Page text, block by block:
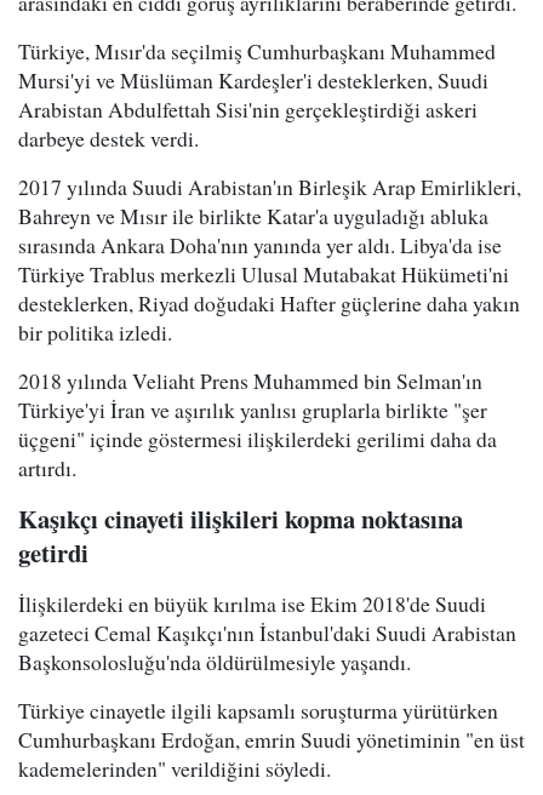
Türkiye, Mısır'da seçilmiş Cumhurbaşkanı Muhammed
Mursi'yi ve Müslüman Kardeşler'i desteklerken, Suudi
Arabistan Abdulfettah Sisi'nin gerçekleştirdiği askeri
darbeye destek verdi.
2017 yılında Suudi Arabistan'ın Birleşik Arap Emirlikleri,
Bahreyn ve Mısır ile birlikte Katar'a uyguladığı abluka
sırasında Ankara Doha'nın yanında yer aldı. Libya'da ise
Türkiye Trablus merkezli Ulusal Mutabakat Hükümeti'ni
desteklerken, Riyad doğudaki Hafter güçlerine daha yakın
bir politika izledi.
2018 yılında Veliaht Prens Muhammed bin Selman'ın
Türkiye'yi İran ve aşırılık yanlısı gruplarla birlikte "şer
üçgeni" içinde göstermesi ilişkilerdeki gerilimi daha da
artırdı.
Kaşıkçı cinayeti ilişkileri kopma noktasına
getirdi
İlişkilerdeki en büyük kırılma ise Ekim 2018'de Suudi
gazeteci Cemal Kaşıkçı'nın İstanbul'daki Suudi Arabistan
Başkonsolosluğu'nda öldürülmesiyle yaşandı.
Türkiye cinayetle ilgili kapsamlı soruşturma yürütürken
Cumhurbaşkanı Erdoğan, emrin Suudi yönetiminin "en üst
kademelerinden" verildiğini söyledi.